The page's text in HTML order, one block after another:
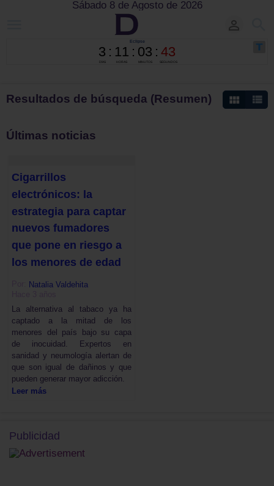
Sábado 8 de Agosto de 2026
Resultados de búsqueda (Resumen)
Últimas noticias
Cigarrillos
electrónicos: la
estrategia para captar
nuevos fumadores
que pone en riesgo a
los menores de edad
Natalia Valdehita
La alternativa al tabaco ya ha
captado a la mitad de los
menores del país bajo su capa
de inocuidad. Expertos en
sanidad y neumología alertan de
que son igual de dañinos y que
pueden generar mayor adicción.
Leer más
Publicidad